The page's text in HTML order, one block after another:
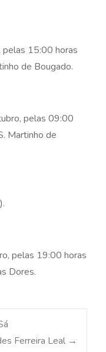
pelas 15:00 horas
de Bougado.
pelas 09:00
Martinho de
pelas 19:00 horas
Dores.
Ferreira Leal →